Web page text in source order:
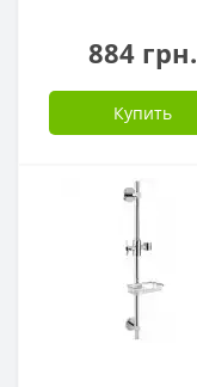
884 грн.
Купить